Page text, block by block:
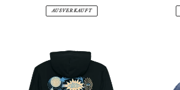
AUSVERKAUFT